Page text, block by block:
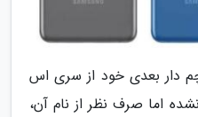
دار بعدی خود از سری اس
اما صرف نظر از نام آن،